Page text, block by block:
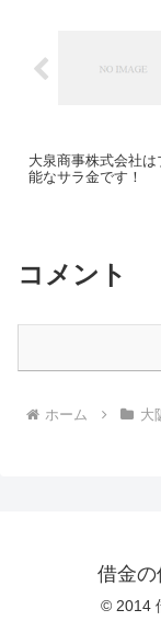
大泉商事株式会社
能なサラ金です！
コメント
ホーム 大
借金
© 2014